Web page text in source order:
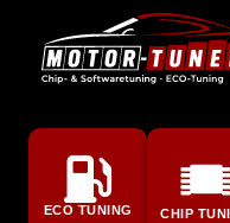
ECO TUNING CHIP